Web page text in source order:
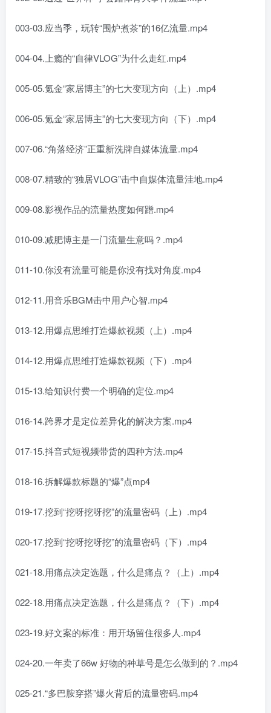
003-03.应当季，玩转“围炉煮茶”的16亿流量.mp4
004-04.上瘾的“自律VLOG”为什么走红.mp4
005-05.氪金“家居博主”的七大变现方向（上）.mp4
006-05.氪金“家居博主”的七大变现方向（下）.mp4
007-06.“角落经济”正重新洗牌自媒体流量.mp4
008-07.精致的“独居VLOG”击中自媒体流量洼地.mp4
009-08.影视作品的流量热度如何蹭.mp4
010-09.减肥博主是一门流量生意吗？.mp4
011-10.你没有流量可能是你没有找对角度.mp4
012-11.用音乐BGM击中用户心智.mp4
013-12.用爆点思维打造爆款视频（上）.mp4
014-12.用爆点思维打造爆款视频（下）.mp4
015-13.给知识付费一个明确的定位.mp4
016-14.跨界才是定位差异化的解决方案.mp4
017-15.抖音式短视频带货的四种方法.mp4
018-16.拆解爆款标题的“爆”点mp4
019-17.挖到“挖呀挖呀挖”的流量密码（上）.mp4
020-17.挖到“挖呀挖呀挖”的流量密码（下）.mp4
021-18.用痛点决定选题，什么是痛点？（上）.mp4
022-18.用痛点决定选题，什么是痛点？（下）.mp4
023-19.好文案的标准：用开场留住很多人.mp4
024-20.一年卖了66w 好物的种草号是怎么做到的？.mp4
025-21.“多巴胺穿搭”爆火背后的流量密码.mp4